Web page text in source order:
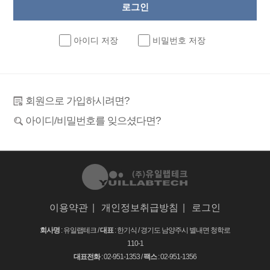
아이디 저장 비밀번호 저장
회원으로 가입하시려면?
아이디/비밀번호를 잊으셨다면?
이용약관 개인정보취급방침 로그인
회사명 : 유일랩테크 /대표: 한기식 /경기도 남양주시 별내면 청학로
110-1
대표전화: 02-951-1353 /팩스: 02-951-1356